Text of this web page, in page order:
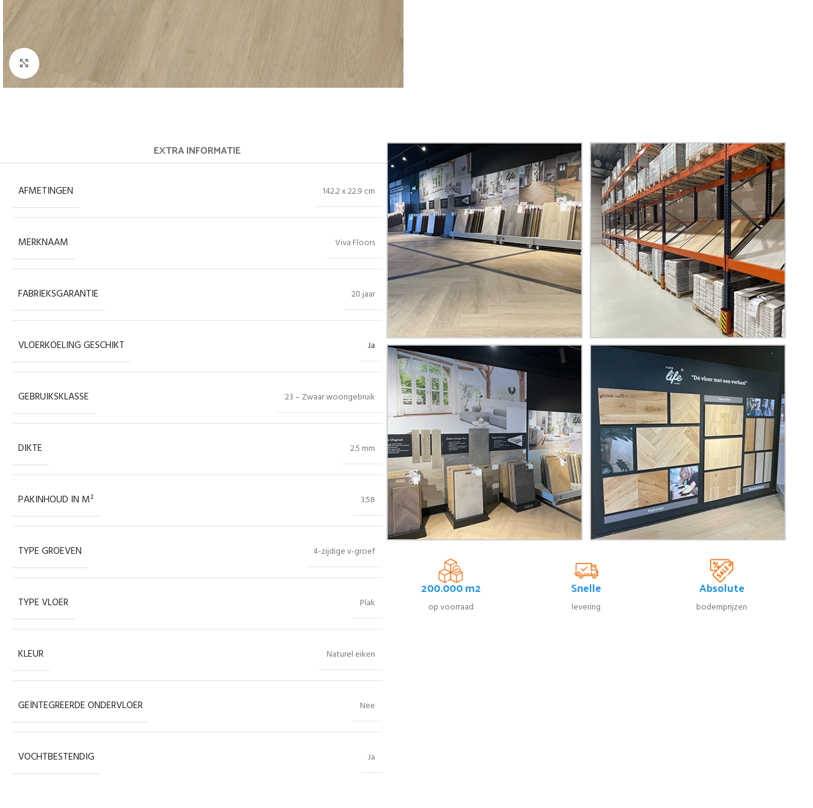
EXTRA INFORMATIE
AFMETINGEN 142.2 x 22.9 cm
MERKNAAM Viva Floors
FABRIEKSGARANTIE 20 jaar
VLOERKOELING GESCHIKT Ja
GEBRUIKSKLASSE 23 – Zwaar woongebruik
DIKTE 2.5 mm
PAKINHOUD IN M² 3.58
TYPE GROEVEN 4-zijdige v-groef
TYPE VLOER Plak
KLEUR Naturel eiken
GEÏNTEGREERDE ONDERVLOER Nee
VOCHTBESTENDIG Ja
200.000 m2
op voorraad
Snelle
levering
Absolute
bodemprijzen